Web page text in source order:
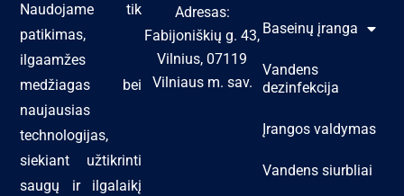
Naudojame tik
patikimas,
ilgaamžes
medžiagas bei
naujausias
technologijas,
siekiant užtikrinti
saugų ir ilgalaikį
Adresas:
Fabijoniškių g. 43,
Vilnius, 07119
Vilniaus m. sav.
Baseinų įranga
Vandens
dezinfekcija
Įrangos valdymas
Vandens siurbliai